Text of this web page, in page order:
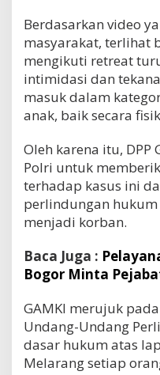
Berdasarkan video
masyarakat, terlihat
mengikuti retreat
intimidasi dan
masuk dalam
anak, baik secara
Oleh karena itu, DPP
Polri untuk
terhadap kasus ini
perlindungan
menjadi korban.
Baca Juga :
Bogor Minta
GAMKI merujuk
Undang-Undang
dasar hukum atas
Melarang setiap